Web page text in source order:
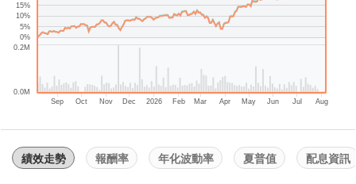
Sep Oct Nov Dec 2026 Feb Mar Apr May Jun Jul Aug
0.0M
0.2M
0%
5%
10%
15%
績效走勢 報酬率 年化波動率 夏普值 配息資訊